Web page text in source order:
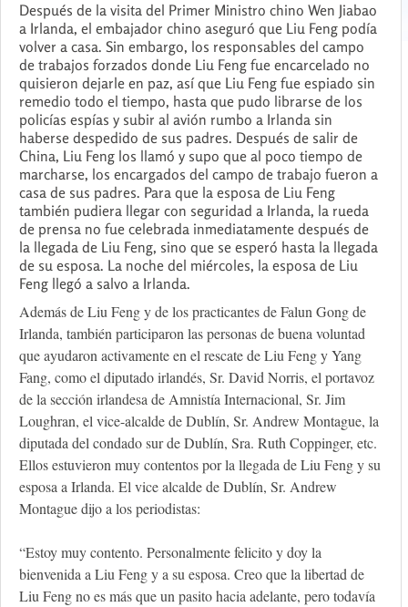
Después de la visita del Primer Ministro chino Wen Jiabao
a Irlanda, el embajador chino aseguró que Liu Feng podía
volver a casa. Sin embargo, los responsables del campo
de trabajos forzados donde Liu Feng fue encarcelado no
quisieron dejarle en paz, así que Liu Feng fue espiado sin
remedio todo el tiempo, hasta que pudo librarse de los
policías espías y subir al avión rumbo a Irlanda sin
haberse despedido de sus padres. Después de salir de
China, Liu Feng los llamó y supo que al poco tiempo de
marcharse, los encargados del campo de trabajo fueron a
casa de sus padres. Para que la esposa de Liu Feng
también pudiera llegar con seguridad a Irlanda, la rueda
de prensa no fue celebrada inmediatamente después de
la llegada de Liu Feng, sino que se esperó hasta la llegada
de su esposa. La noche del miércoles, la esposa de Liu
Feng llegó a salvo a Irlanda.
Además de Liu Feng y de los practicantes de Falun Gong de
Irlanda, también participaron las personas de buena voluntad
que ayudaron activamente en el rescate de Liu Feng y Yang
Fang, como el diputado irlandés, Sr. David Norris, el portavoz
de la sección irlandesa de Amnistía Internacional, Sr. Jim
Loughran, el vice-alcalde de Dublín, Sr. Andrew Montague, la
diputada del condado sur de Dublín, Sra. Ruth Coppinger, etc.
Ellos estuvieron muy contentos por la llegada de Liu Feng y su
esposa a Irlanda. El vice alcalde de Dublín, Sr. Andrew
Montague dijo a los periodistas:
“Estoy muy contento. Personalmente felicito y doy la
bienvenida a Liu Feng y a su esposa. Creo que la libertad de
Liu Feng no es más que un pasito hacia adelante, pero todavía